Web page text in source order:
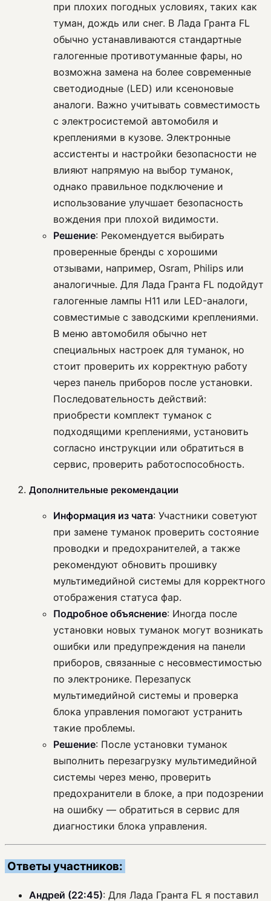
при плохих погодных условиях, таких как
туман, дождь или снег. В Лада Гранта FL
обычно устанавливаются стандартные
галогенные противотуманные фары, но
возможна замена на более современные
светодиодные (LED) или ксеноновые
аналоги. Важно учитывать совместимость
с электросистемой автомобиля и
креплениями в кузове. Электронные
ассистенты и настройки безопасности не
влияют напрямую на выбор туманок,
однако правильное подключение и
использование улучшает безопасность
вождения при плохой видимости.
Решение: Рекомендуется выбирать
проверенные бренды с хорошими
отзывами, например, Osram, Philips или
аналогичные. Для Лада Гранта FL подойдут
галогенные лампы H11 или LED-аналоги,
совместимые с заводскими креплениями.
В меню автомобиля обычно нет
специальных настроек для туманок, но
стоит проверить их корректную работу
через панель приборов после установки.
Последовательность действий:
приобрести комплект туманок с
подходящими креплениями, установить
согласно инструкции или обратиться в
сервис, проверить работоспособность.
Дополнительные рекомендации
Информация из чата: Участники советуют
при замене туманок проверить состояние
проводки и предохранителей, а также
рекомендуют обновить прошивку
мультимедийной системы для корректного
отображения статуса фар.
Подробное объяснение: Иногда после
установки новых туманок могут возникать
ошибки или предупреждения на панели
приборов, связанные с несовместимостью
по электронике. Перезапуск
мультимедийной системы и проверка
блока управления помогают устранить
такие проблемы.
Решение: После установки туманок
выполнить перезагрузку мультимедийной
системы через меню, проверить
предохранители в блоке, а при подозрении
на ошибку — обратиться в сервис для
диагностики блока управления.
Ответы участников:
Андрей (22:45): Для Лада Гранта FL я поставил